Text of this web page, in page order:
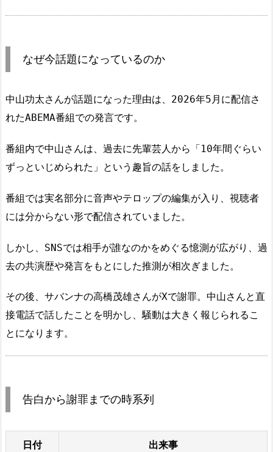
なぜ今話題になっているのか
中山功太さんが話題になった理由は、2026年5月に配信さ
れたABEMA番組での発言です。
番組内で中山さんは、過去に先輩芸人から「10年間ぐらい
ずっといじめられた」という趣旨の話をしました。
番組では実名部分に音声やテロップの編集が入り、視聴者
には分からない形で配信されていました。
しかし、SNSでは相手が誰なのかをめぐる憶測が広がり、過
去の共演歴や発言をもとにした推測が相次ぎました。
その後、サバンナの高橋茂雄さんがXで謝罪。中山さんと直
接電話で話したことを明かし、騒動は大きく報じられるこ
とになります。
告白から謝罪までの時系列
日付 出来事